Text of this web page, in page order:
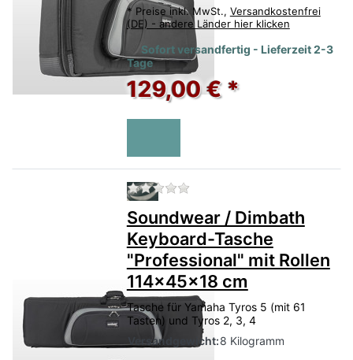
* Preise inkl. MwSt., Versandkostenfrei
(DE) - andere Länder hier klicken
Sofort versandfertig - Lieferzeit 2-3
Tage
129,00 € *
Zu diesem Produkt liegen
Soundwear / Dimbath
Keyboard-Tasche
"Professional" mit Rollen
114x45x18 cm
Tasche für Yamaha Tyros 5 (mit 61
Tasten) und Tyros 2, 3, 4
Versandgewicht:8 Kilogramm